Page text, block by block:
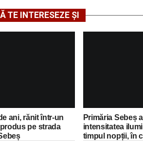
TE INTERESEZE ȘI
ani, rănit într-un
pe strada
Primăria Sebeș
intensitatea
timpul nopții, în